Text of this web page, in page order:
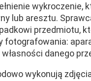
wykroczenie,
lub aresztu.
przedmiotu,
fotografowania:
danego
wykonują